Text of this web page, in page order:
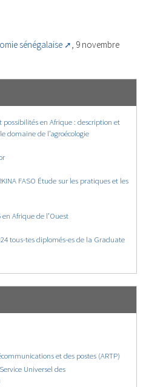
sénégalaise
, 9 novembre
en Afrique : description et
domaine de l’agroécologie
FASO Étude sur les pratiques et les
Afrique de l’Ouest
tous-tes diplomés-es de la Graduate
et des postes (ARTP)
Universel des